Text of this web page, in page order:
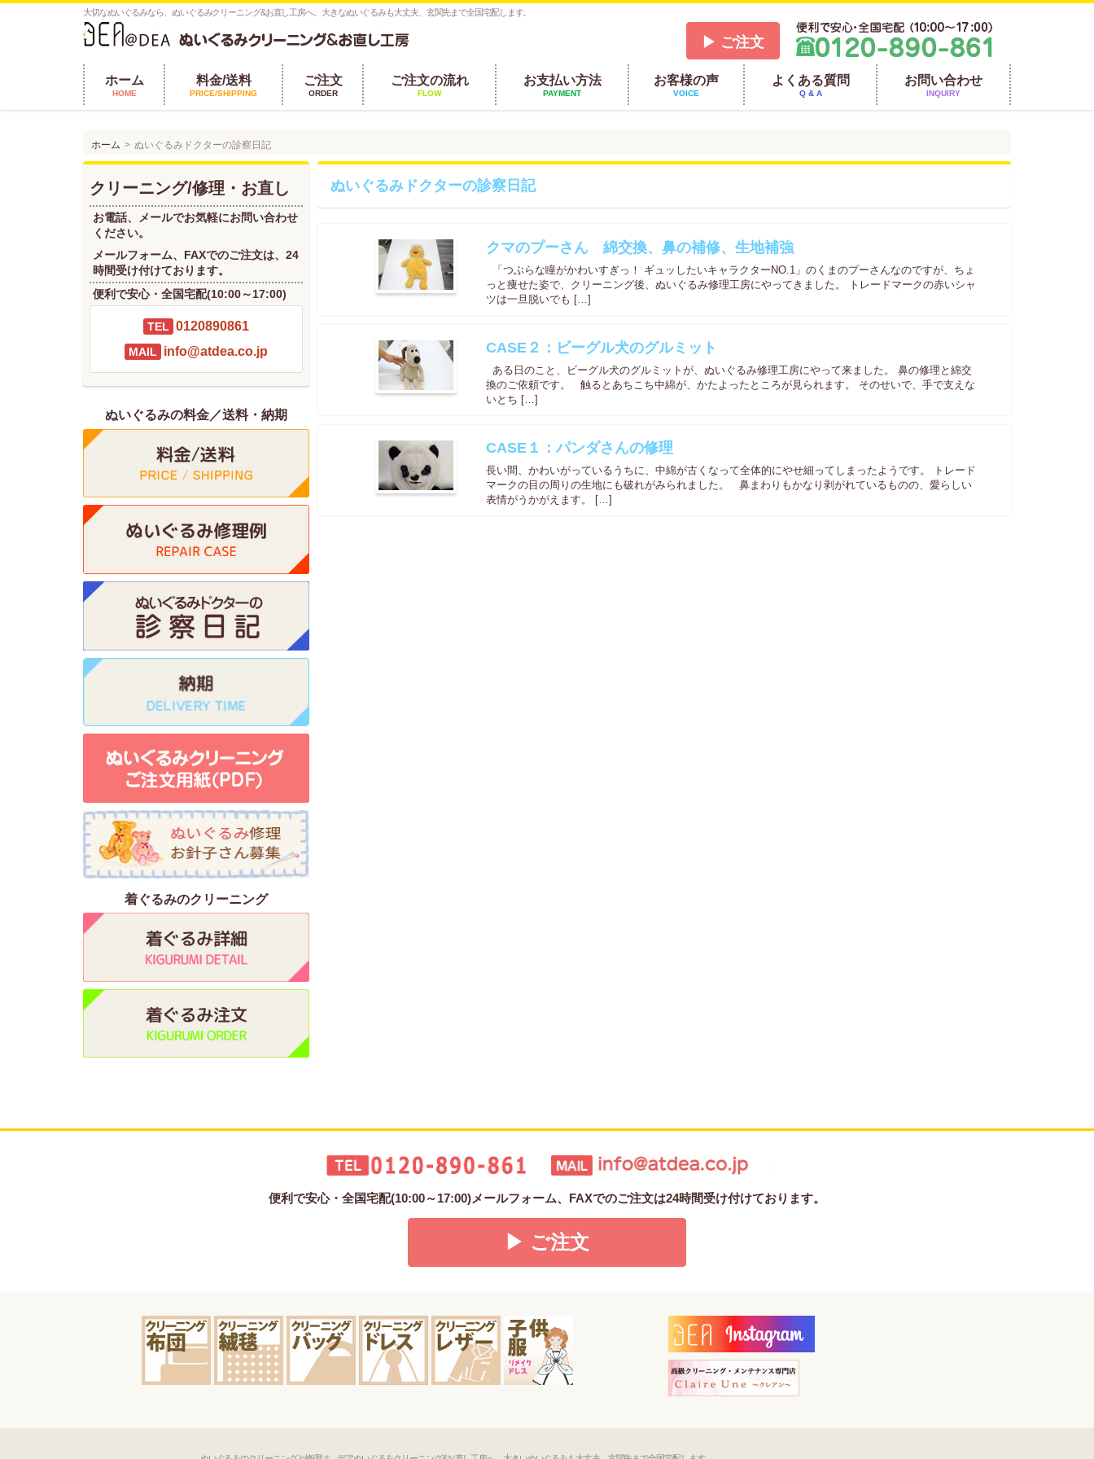
大切なぬいぐるみなら、ぬいぐるみクリーニング&お直し工房へ。大きなぬいぐるみも大丈夫、玄関先まで全国宅配します。
▶ ご注文
ホーム
HOME
料金/送料
PRICE/SHIPPING
ご注文
ORDER
ご注文の流れ
FLOW
お支払い方法
PAYMENT
お客様の声
VOICE
よくある質問
Q & A
お問い合わせ
INQUIRY
ホーム ぬいぐるみドクターの診察日記
ぬいぐるみドクターの診察日記
クマのプーさん 綿交換、鼻の補修、生地補強
「つぶらな瞳がかわいすぎっ！ ギュッしたいキャラクターNO.1」のくまのプーさんなのですが、ちょ
っと痩せた姿で、クリーニング後、ぬいぐるみ修理工房にやってきました。 トレードマークの赤いシャ
ツは一旦脱いでも […]
CASE２：ビーグル犬のグルミット
ある日のこと、ビーグル犬のグルミットが、ぬいぐるみ修理工房にやって来ました。 鼻の修理と綿交
換のご依頼です。 触るとあちこち中綿が、かたよったところが見られます。 そのせいで、手で支えな
いとち […]
CASE１：パンダさんの修理
長い間、かわいがっているうちに、中綿が古くなって全体的にやせ細ってしまったようです。 トレード
マークの目の周りの生地にも破れがみられました。 鼻まわりもかなり剥がれているものの、愛らしい
表情がうかがえます。 […]
クリーニング/修理・お直し
お電話、メールでお気軽にお問い合わせ
ください。
メールフォーム、FAXでのご注文は、24
時間受け付けております。
便利で安心・全国宅配(10:00～17:00)
TEL 0120890861
MAIL info@atdea.co.jp
ぬいぐるみの料金／送料・納期
着ぐるみのクリーニング
便利で安心・全国宅配(10:00～17:00)メールフォーム、FAXでのご注文は24時間受け付けております。
▶ ご注文